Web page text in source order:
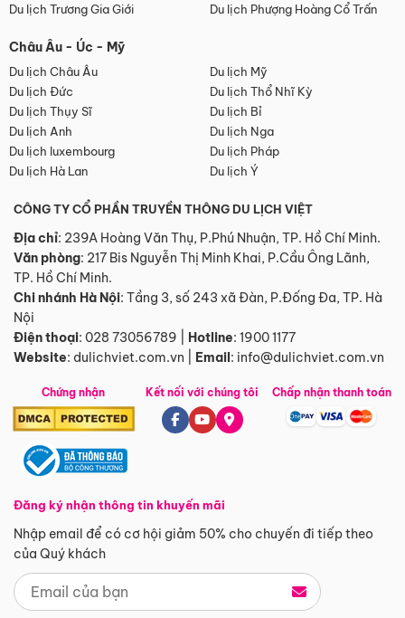
Du lịch Trương Gia Giới
Du lịch Phượng Hoàng Cổ Trấn
Châu Âu - Úc - Mỹ
Du lịch Châu Âu
Du lịch Mỹ
Du lịch Đức
Du lịch Thổ Nhĩ Kỳ
Du lịch Thụy Sĩ
Du lịch Bỉ
Du lịch Anh
Du lịch Nga
Du lịch luxembourg
Du lịch Pháp
Du lịch Hà Lan
Du lịch Ý
CÔNG TY CỔ PHẦN TRUYỀN THÔNG DU LỊCH VIỆT
Địa chỉ: 239A Hoàng Văn Thụ, P.Phú Nhuận, TP. Hồ Chí Minh.
Văn phòng: 217 Bis Nguyễn Thị Minh Khai, P.Cầu Ông Lãnh,
TP. Hồ Chí Minh.
Chi nhánh Hà Nội: Tầng 3, số 243 xã Đàn, P.Đống Đa, TP. Hà
Nội
Điện thoại: 028 73056789 Hotline: 1900 1177
Website: dulichviet.com.vn Email: info@dulichviet.com.vn
Chứng nhận
Đăng ký nhận thông tin khuyến mãi
Nhập email để có cơ hội giảm 50% cho chuyến đi tiếp theo
của Quý khách
Kết nối với chúng tôi Chấp nhận thanh toán